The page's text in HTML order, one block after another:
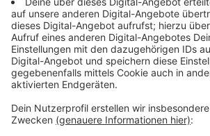
Ordner treffen sich dann im
erklärt, warum das Spiel unterbrochen
anderem damit verstärkt der DFB
gegen Gewalt.
Anzeige